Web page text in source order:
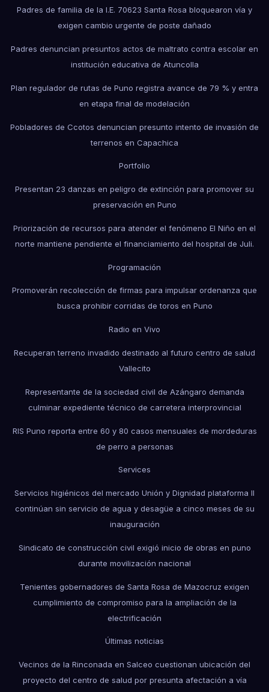
Padres de familia de la I.E. 70623 Santa Rosa bloquearon vía y
exigen cambio urgente de poste dañado
Padres denuncian presuntos actos de maltrato contra escolar en
institución educativa de Atuncolla
Plan regulador de rutas de Puno registra avance de 79 % y entra
en etapa final de modelación
Pobladores de Ccotos denuncian presunto intento de invasión de
terrenos en Capachica
Portfolio
Presentan 23 danzas en peligro de extinción para promover su
preservación en Puno
Priorización de recursos para atender el fenómeno El Niño en el
norte mantiene pendiente el financiamiento del hospital de Juli.
Programación
Promoverán recolección de firmas para impulsar ordenanza que
busca prohibir corridas de toros en Puno
Radio en Vivo
Recuperan terreno invadido destinado al futuro centro de salud
Vallecito
Representante de la sociedad civil de Azángaro demanda
culminar expediente técnico de carretera interprovincial
RIS Puno reporta entre 60 y 80 casos mensuales de mordeduras
de perro a personas
Services
Servicios higiénicos del mercado Unión y Dignidad plataforma II
continúan sin servicio de agua y desagüe a cinco meses de su
inauguración
Sindicato de construcción civil exigió inicio de obras en puno
durante movilización nacional
Tenientes gobernadores de Santa Rosa de Mazocruz exigen
cumplimiento de compromiso para la ampliación de la
electrificación
Últimas noticias
Vecinos de la Rinconada en Salceo cuestionan ubicación del
proyecto del centro de salud por presunta afectación a vía